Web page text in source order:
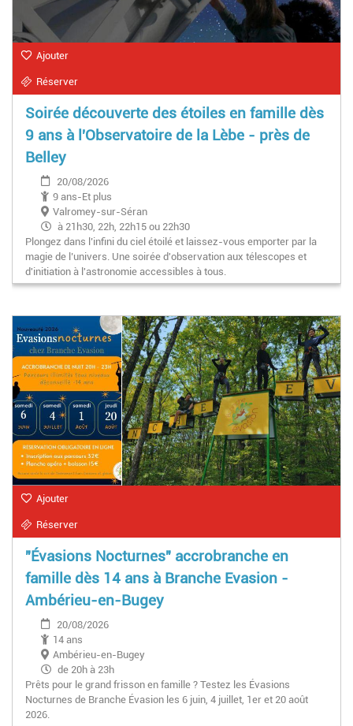
Ajouter
Réserver
Soirée découverte des étoiles en famille dès
9 ans à l'Observatoire de la Lèbe - près de
Belley
20/08/2026
9 ans-Et plus
Valromey-sur-Séran
à 21h30, 22h, 22h15 ou 22h30
Plongez dans l’infini du ciel étoilé et laissez-vous emporter par la
magie de l’univers. Une soirée d'observation aux télescopes et
d'initiation à l'astronomie accessibles à tous.
Ajouter
Réserver
"Évasions Nocturnes" accrobranche en
famille dès 14 ans à Branche Evasion -
Ambérieu-en-Bugey
20/08/2026
14 ans
Ambérieu-en-Bugey
de 20h à 23h
Prêts pour le grand frisson en famille ? Testez les Évasions
Nocturnes de Branche Évasion les 6 juin, 4 juillet, 1er et 20 août
2026.